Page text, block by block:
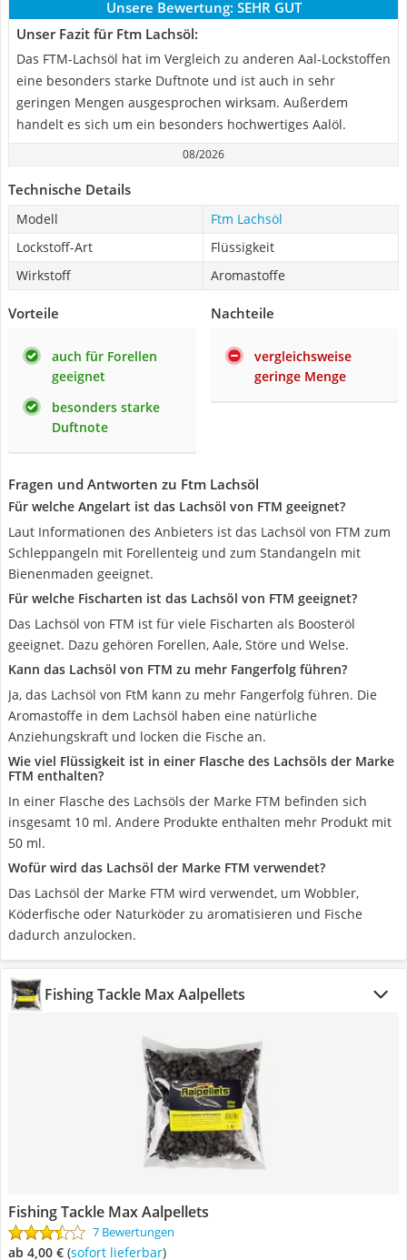
Unsere Bewertung: SEHR GUT
Unser Fazit für Ftm Lachsöl:
Das FTM-Lachsöl hat im Vergleich zu anderen Aal-Lockstoffen
eine besonders starke Duftnote und ist auch in sehr
geringen Mengen ausgesprochen wirksam. Außerdem
handelt es sich um ein besonders hochwertiges Aalöl.
08/2026
Technische Details
Modell
Ftm Lachsöl
Lockstoff-Art
Flüssigkeit
Wirkstoff
Aromastoffe
Vorteile
auch für Forellen
geeignet
besonders starke
Duftnote
Nachteile
vergleichsweise
geringe Menge
Fragen und Antworten zu Ftm Lachsöl
Für welche Angelart ist das Lachsöl von FTM geeignet?
Laut Informationen des Anbieters ist das Lachsöl von FTM zum
Schleppangeln mit Forellenteig und zum Standangeln mit
Bienenmaden geeignet.
Für welche Fischarten ist das Lachsöl von FTM geeignet?
Das Lachsöl von FTM ist für viele Fischarten als Boosteröl
geeignet. Dazu gehören Forellen, Aale, Störe und Welse.
Kann das Lachsöl von FTM zu mehr Fangerfolg führen?
Ja, das Lachsöl von FtM kann zu mehr Fangerfolg führen. Die
Aromastoffe in dem Lachsöl haben eine natürliche
Anziehungskraft und locken die Fische an.
Wie viel Flüssigkeit ist in einer Flasche des Lachsöls der Marke
FTM enthalten?
In einer Flasche des Lachsöls der Marke FTM befinden sich
insgesamt 10 ml. Andere Produkte enthalten mehr Produkt mit
50 ml.
Wofür wird das Lachsöl der Marke FTM verwendet?
Das Lachsöl der Marke FTM wird verwendet, um Wobbler,
Köderfische oder Naturköder zu aromatisieren und Fische
dadurch anzulocken.
Fishing Tackle Max Aalpellets
Fishing Tackle Max Aalpellets
7 Bewertungen
ab 4,00 € ( Sofort lieferbar)